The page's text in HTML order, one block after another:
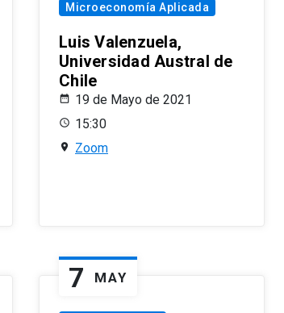
Microeconomía Aplicada
Luis Valenzuela,
Universidad Austral de
Chile
19 de Mayo de 2021
15:30
Zoom
7 MAY